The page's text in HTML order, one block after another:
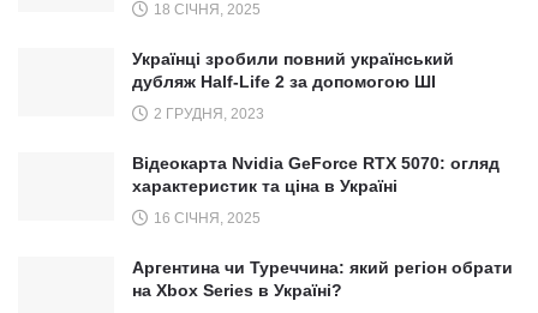
18 СІЧНЯ, 2025
Українці зробили повний український
дубляж Half-Life 2 за допомогою ШІ
2 ГРУДНЯ, 2023
Відеокарта Nvidia GeForce RTX 5070: огляд
характеристик та ціна в Україні
16 СІЧНЯ, 2025
Аргентина чи Туреччина: який регіон обрати
на Xbox Series в Україні?